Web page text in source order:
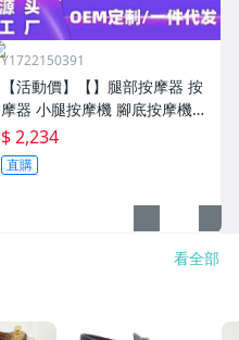
Y1722150391
【活動價】【】腿部按摩器 按
摩器 小腿按摩機 腳底按摩機
深層按摩軟體全自動足療機穴
位揉捏家用按腳器腳部腿部足
底足部腳底
$ 2,234
直購
看全部